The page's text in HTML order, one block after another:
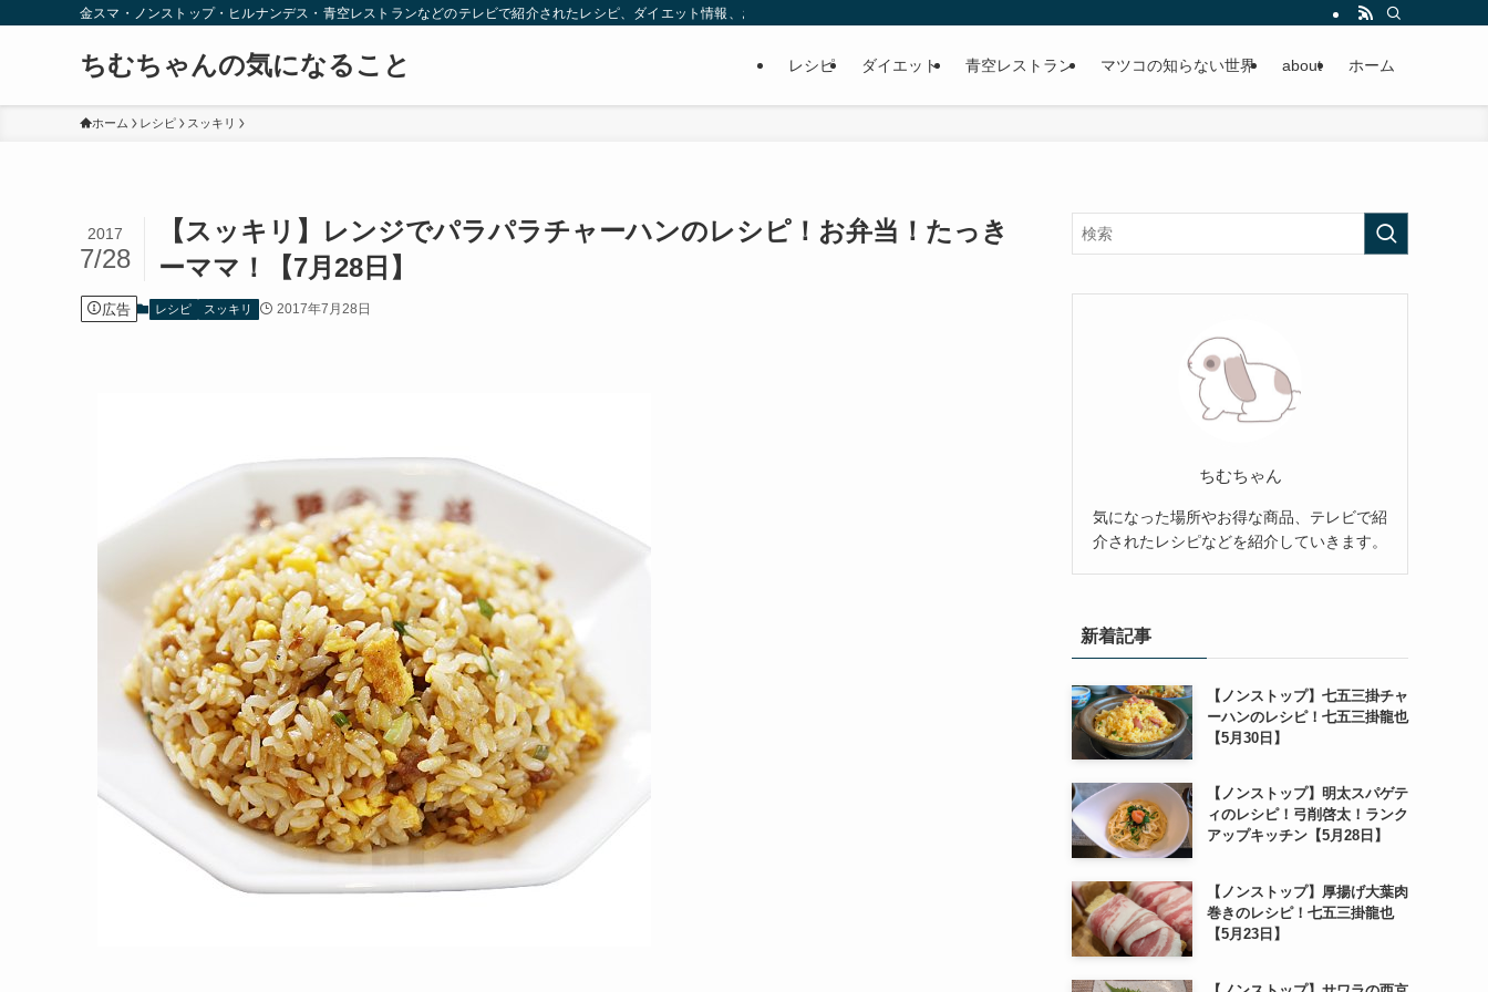
金スマ・ノンストップ・ヒルナンデス・青空レストランなどのテレビで紹介されたレシピ、ダイエット情報、お取り寄せなどを紹介します。
ちむちゃんの気になること レシピ ダイエット 青空レストラン マツコの知らない世界 about ホーム
ホーム レシピ スッキリ
【スッキリ】レンジでパラパラチャーハンのレシピ！お弁当！たっき
ーママ！【7月28日】
2017
7/28
広告 レシピ スッキリ 2017年7月28日
ちむちゃん
気になった場所やお得な商品、テレビで紹
介されたレシピなどを紹介していきます。
新着記事
【ノンストップ】七五三掛チャ
ーハンのレシピ！七五三掛龍也
【5月30日】
【ノンストップ】明太スパゲテ
ィのレシピ！弓削啓太！ランク
アップキッチン【5月28日】
【ノンストップ】厚揚げ大葉肉
巻きのレシピ！七五三掛龍也
【5月23日】